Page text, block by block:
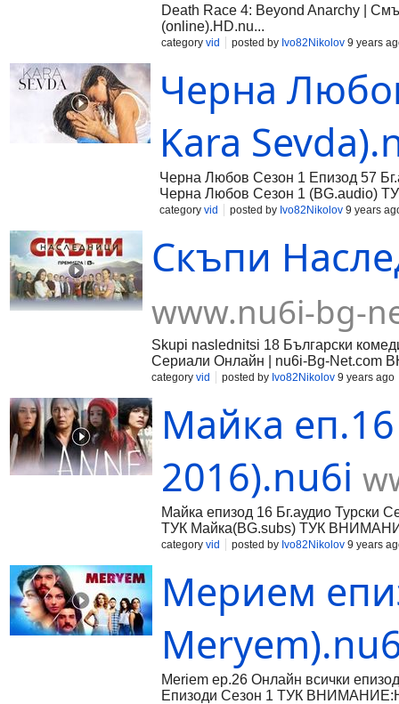
Death Race 4: Beyond Anarchy |
(online).HD.nu...
category vid posted by Ivo82Nikolov 9 years
Черна
Kara
Черна Любов Сезон 1 Епизод 57
Черна Любов Сезон 1 (BG.audio)
category vid posted by Ivo82Nikolov 9 years
Скъпи
www.nu6i-bg-
Skupi naslednitsi 18 Български
Сериали Онлайн | nu6i-Bg-
category vid posted by Ivo82Nikolov 9 years ago
Майка
2016).nu6i
Майка епизод 16 Бг.аудио Турски
ТУК Майка(BG.subs) ТУК
category vid posted by Ivo82Nikolov 9 years
Мерием
Meriem ep.26 Онлайн всички
Епизоди Сезон 1 ТУК